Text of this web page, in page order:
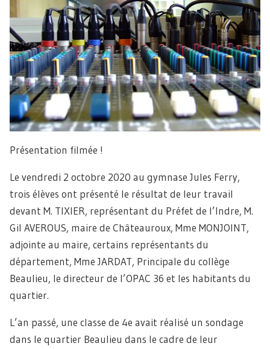
Présentation filmée !
Le vendredi 2 octobre 2020 au gymnase Jules Ferry,
trois élèves ont présenté le résultat de leur travail
devant M. TIXIER, représentant du Préfet de l’Indre, M.
Gil AVEROUS, maire de Châteauroux, Mme MONJOINT,
adjointe au maire, certains représentants du
département, Mme JARDAT, Principale du collège
Beaulieu, le directeur de l’OPAC 36 et les habitants du
quartier.
L’an passé, une classe de 4e avait réalisé un sondage
dans le quartier Beaulieu dans le cadre de leur